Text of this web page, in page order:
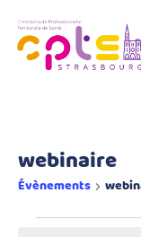
webinaire
Évènements